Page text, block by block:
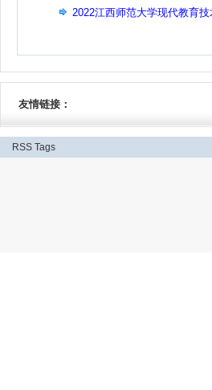
2022江西师范大学现代教育
友情链接：
RSS Tags